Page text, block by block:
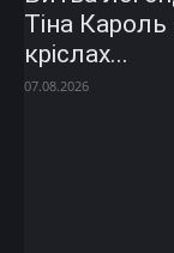
Тіна Кароль
кріслах...
07.08.2026